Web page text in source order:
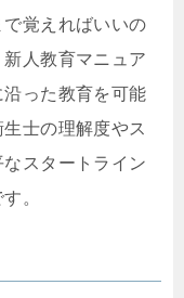
覚えればいいの
人教育マニュア
った教育を可能
士の理解度やス
スタートライン
。